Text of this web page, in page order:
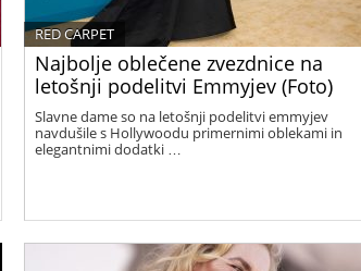
Najbolje oblečene zvezdnice na
letošnji podelitvi Emmyjev (Foto)
RED CARPET
Slavne dame so na letošnji podelitvi emmyjev
navdušile s Hollywoodu primernimi oblekami in
elegantnimi dodatki …